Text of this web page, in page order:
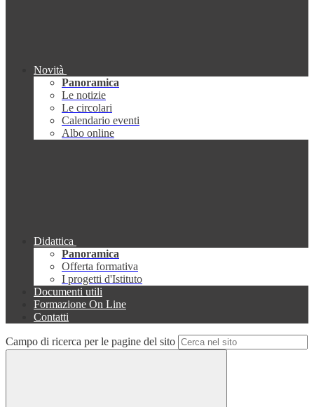
Novità
Panoramica
Le notizie
Le circolari
Calendario eventi
Albo online
Didattica
Panoramica
Offerta formativa
I progetti d'Istituto
Documenti utili
Formazione On Line
Contatti
Campo di ricerca per le pagine del sito